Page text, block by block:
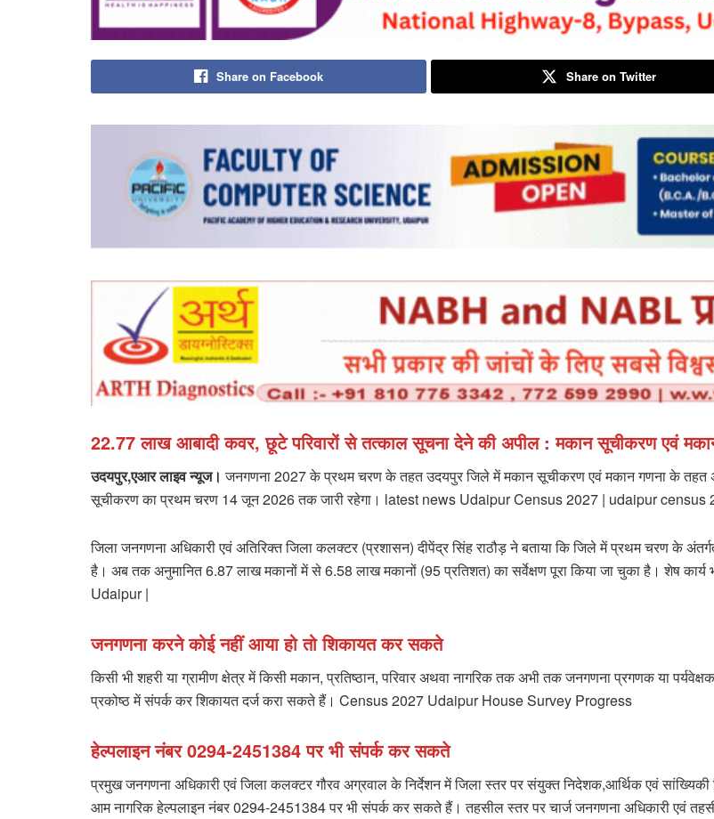
Share on Facebook Share on Twitter
22.77 लाख आबादी कवर, छूटे परिवारों से तत्काल सूचना देने की अपील : मकान सूचीकरण एवं
उदयपुर,एआर लाइव न्यूज।जनगणना 2027 के प्रथम चरण के तहत उदयपुर जिले में मकान सूचीकरण एवं मकान गणना के तहत
सूचीकरण का प्रथम चरण 14 जून 2026 तक जारी रहेगा। latest news Udaipur Census 2027 | udaipur census
जिला जनगणना अधिकारी एवं अतिरिक्त जिला कलक्टर (प्रशासन) दीपेंद्र सिंह राठौड़ ने बताया कि जिले में प्रथम चरण के
है। अब तक अनुमानित 6.87 लाख मकानों में से 6.58 लाख मकानों (95 प्रतिशत) का सर्वेक्षण पूरा किया जा चुका है। शेष
Udaipur |
जनगणना करने कोई नहीं आया हो तो शिकायत कर सकते
किसी भी शहरी या ग्रामीण क्षेत्र में किसी मकान, प्रतिष्ठान, परिवार अथवा नागरिक तक अभी तक जनगणना प्रगणक या
प्रकोष्ठ में संपर्क कर शिकायत दर्ज करा सकते हैं। Census 2027 Udaipur House Survey Progress
हेल्पलाइन नंबर 0294-2451384 पर भी संपर्क कर सकते
प्रमुख जनगणना अधिकारी एवं जिला कलक्टर गौरव अग्रवाल के निर्देशन में जिला स्तर पर संयुक्त निदेशक,आर्थिक एवं सांख्यिकी
आम नागरिक हेल्पलाइन नंबर 0294-2451384 पर भी संपर्क कर सकते हैं। तहसील स्तर पर चार्ज जनगणना अधिकारी एवं